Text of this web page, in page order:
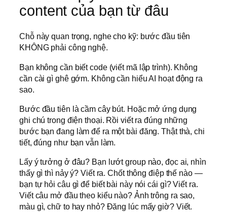
content của bạn từ đâu
Chỗ này quan trọng, nghe cho kỹ: bước đầu tiên
KHÔNG phải công nghệ.
Bạn không cần biết code (viết mã lập trình). Không
cần cài gì ghê gớm. Không cần hiểu AI hoạt động ra
sao.
Bước đầu tiên là cầm cây bút. Hoặc mở ứng dụng
ghi chú trong điện thoại. Rồi viết ra đúng những
bước bạn đang làm để ra một bài đăng. Thật thà, chi
tiết, đúng như bạn vẫn làm.
Lấy ý tưởng ở đâu? Bạn lướt group nào, đọc ai, nhìn
thấy gì thì nảy ý? Viết ra. Chốt thông điệp thế nào —
bạn tự hỏi câu gì để biết bài này nói cái gì? Viết ra.
Viết câu mở đầu theo kiểu nào? Ảnh trông ra sao,
màu gì, chữ to hay nhỏ? Đăng lúc mấy giờ? Viết.